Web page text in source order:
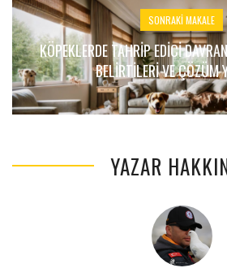
SONRAKI MAKALE
KÖPEKLERDE TAHRIP EDICI
BELIRTILERI VE ÇÖZÜM
YAZAR